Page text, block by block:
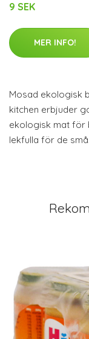
9 SEK
MER INFO!
Mosad ekologisk
kitchen erbjuder
ekologisk mat för
lekfulla för de små.